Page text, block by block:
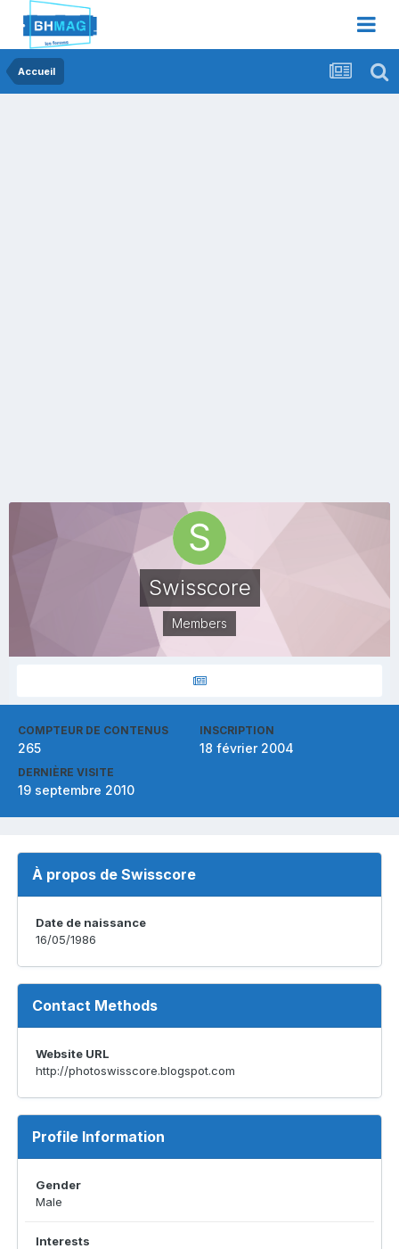
Accueil
Swisscore
Members
COMPTEUR DE CONTENUS
265
INSCRIPTION
18 février 2004
DERNIÈRE VISITE
19 septembre 2010
À propos de Swisscore
Date de naissance
16/05/1986
Contact Methods
Website URL
http://photoswisscore.blogspot.com
Profile Information
Gender
Male
Interests